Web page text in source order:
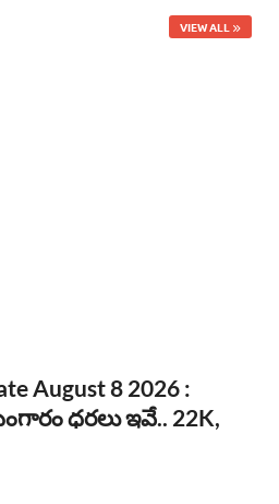
VIEW ALL
August 8 2026 :
ధరలు ఇవే.. 22K,